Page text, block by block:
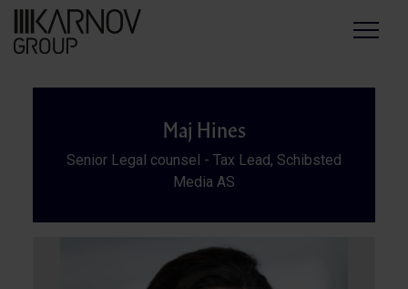
Menu
Maj Hines
Senior Legal counsel - Tax Lead, Schibsted
Media AS